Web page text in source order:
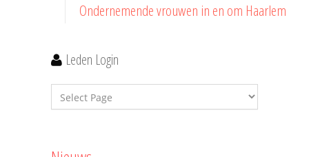
Ondernemende vrouwen in en om Haarlem
Leden Login